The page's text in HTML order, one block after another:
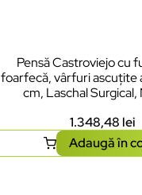
Pensă Castroviejo cu
foarfecă, vârfuri ascuțite
cm, Laschal
1.348,48 lei
Adaugă în